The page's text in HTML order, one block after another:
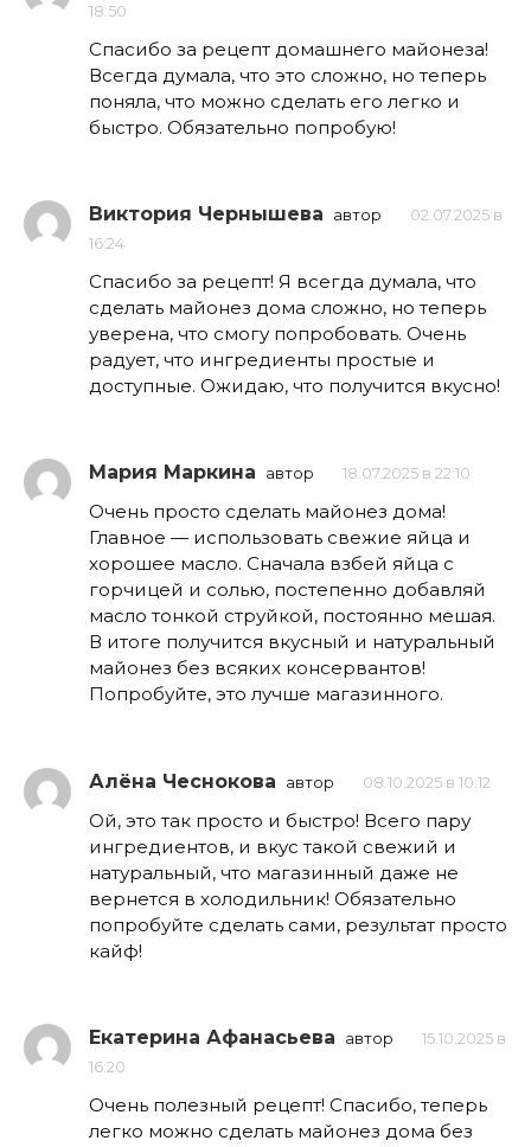
18:50
Спасибо за рецепт домашнего майонеза!
Всегда думала, что это сложно, но теперь
поняла, что можно сделать его легко и
быстро. Обязательно попробую!
Виктория Чернышева автор
02.07.2025 в
16:24
Спасибо за рецепт! Я всегда думала, что
сделать майонез дома сложно, но теперь
уверена, что смогу попробовать. Очень
радует, что ингредиенты простые и
доступные. Ожидаю, что получится вкусно!
Мария Маркина автор 18.07.2025 в 22:10
Очень просто сделать майонез дома!
Главное — использовать свежие яйца и
хорошее масло. Сначала взбей яйца с
горчицей и солью, постепенно добавляй
масло тонкой струйкой, постоянно мешая.
В итоге получится вкусный и натуральный
майонез без всяких консервантов!
Попробуйте, это лучше магазинного.
Алёна Чеснокова автор 08.10.2025 в 10:12
Ой, это так просто и быстро! Всего пару
ингредиентов, и вкус такой свежий и
натуральный, что магазинный даже не
вернется в холодильник! Обязательно
попробуйте сделать сами, результат просто
кайф!
Екатерина Афанасьева автор
15.10.2025 в
16:20
Очень полезный рецепт! Спасибо, теперь
легко можно сделать майонез дома без